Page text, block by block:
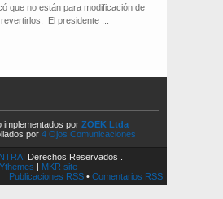
que no están para modificación de
El presidente ...
implementados por ZOEK Ltda
por 4 Ojos Comunicaciones
Derechos Reservados .
| MKR site
Publicaciones RSS • Comentarios RSS